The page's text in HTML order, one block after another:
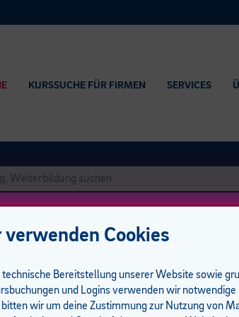
KURSSUCHE FÜR FIRMEN SERVICES
I 0 UE
Cookies
technische Bereitstellung unserer Website sowie
und Logins verwenden wir notwendige
bitten wir um deine Zustimmung zur Nutzung von